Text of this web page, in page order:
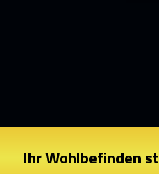
Ihr Wohlbefinden